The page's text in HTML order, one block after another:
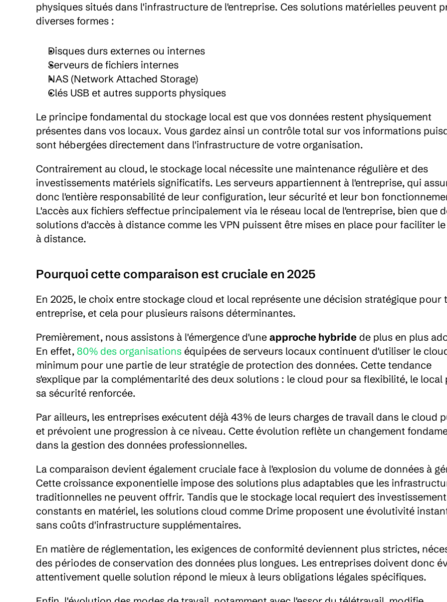
physiques situés dans l'infrastructure de l'entreprise. Ces solutions matérielles peuvent
diverses formes :
Disques durs externes ou internes
Serveurs de fichiers internes
NAS (Network Attached Storage)
Clés USB et autres supports physiques
Le principe fondamental du stockage local est que vos données restent physiquement
présentes dans vos locaux. Vous gardez ainsi un contrôle total sur vos informations
sont hébergées directement dans l'infrastructure de votre organisation.
Contrairement au cloud, le stockage local nécessite une maintenance régulière et des
investissements matériels significatifs. Les serveurs appartiennent à l'entreprise, qui
donc l'entière responsabilité de leur configuration, leur sécurité et leur bon
L'accès aux fichiers s'effectue principalement via le réseau local de l'entreprise, bien que
solutions d'accès à distance comme les VPN puissent être mises en place pour faciliter
à distance.
Pourquoi cette comparaison est cruciale en 2025
En 2025, le choix entre stockage cloud et local représente une décision stratégique pour
entreprise, et cela pour plusieurs raisons déterminantes.
Premièrement, nous assistons à l'émergence d'une approche hybride de plus en plus
En effet, 80% des organisations équipées de serveurs locaux continuent d'utiliser le
minimum pour une partie de leur stratégie de protection des données. Cette tendance
s'explique par la complémentarité des deux solutions : le cloud pour sa flexibilité, le local
sa sécurité renforcée.
Par ailleurs, les entreprises exécutent déjà 43% de leurs charges de travail dans le cloud
et prévoient une progression à ce niveau. Cette évolution reflète un changement
dans la gestion des données professionnelles.
La comparaison devient également cruciale face à l'explosion du volume de données à
Cette croissance exponentielle impose des solutions plus adaptables que les
traditionnelles ne peuvent offrir. Tandis que le stockage local requiert des
constants en matériel, les solutions cloud comme Drime proposent une évolutivité
sans coûts d'infrastructure supplémentaires.
En matière de réglementation, les exigences de conformité deviennent plus strictes,
des périodes de conservation des données plus longues. Les entreprises doivent donc
attentivement quelle solution répond le mieux à leurs obligations légales spécifiques.